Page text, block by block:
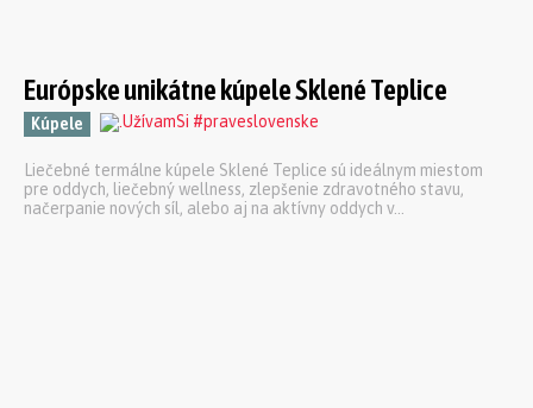
Európske unikátne kúpele Sklené Teplice
Kúpele
Liečebné termálne kúpele Sklené Teplice sú ideálnym miestom
pre oddych, liečebný wellness, zlepšenie zdravotného stavu,
načerpanie nových síl, alebo aj na aktívny oddych v...